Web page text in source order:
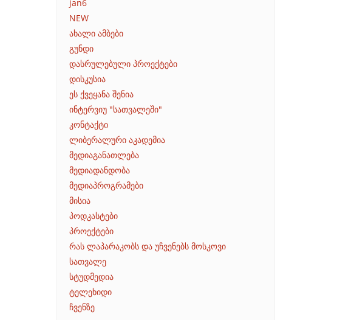
jan6
NEW
ახალი ამბები
გუნდი
დასრულებული პროექტები
დისკუსია
ეს ქვეყანა შენია
ინტერვიუ "სათვალეში"
კონტაქტი
ლიბერალური აკადემია
მედიაგანათლება
მედიადანდობა
მედიაპროგრამები
მისია
პოდკასტები
პროექტები
რას ლაპარაკობს და უჩვენებს მოსკოვი
სათვალე
სტუდმედია
ტელეხიდი
ჩვენზე